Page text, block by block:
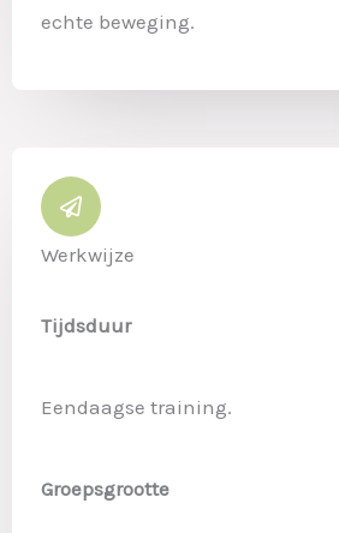
echte beweging.
Werkwijze
Tijdsduur
Eendaagse training.
Groepsgrootte